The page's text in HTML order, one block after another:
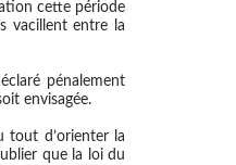
cette période
vacillent entre la
pénalement
envisagée.
tout d’orienter la
que la loi du